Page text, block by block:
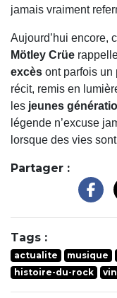
jamais vraiment
Aujourd’hui encore,
Mötley Crüe
excès ont parfois un
récit, remis en
les jeunes
légende n’excuse
lorsque des vies
Partager :
Tags :
actualite musique
histoire-du-rock